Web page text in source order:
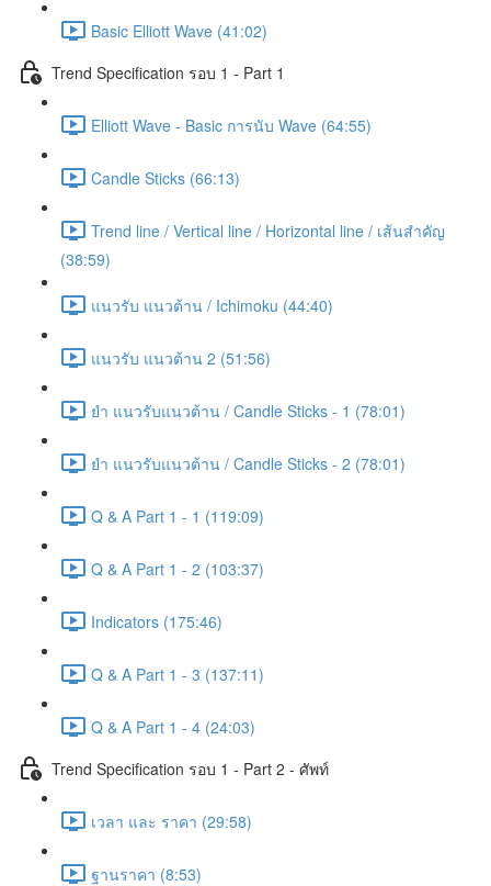
Basic Elliott Wave (41:02)
Trend Specification รอบ 1 - Part 1
Elliott Wave - Basic การนับ Wave (64:55)
Candle Sticks (66:13)
Trend line / Vertical line / Horizontal line / เส้นสำคัญ
(38:59)
แนวรับ แนวต้าน / Ichimoku (44:40)
แนวรับ แนวต้าน 2 (51:56)
ยำ แนวรับแนวต้าน / Candle Sticks - 1 (78:01)
ยำ แนวรับแนวต้าน / Candle Sticks - 2 (78:01)
Q & A Part 1 - 1 (119:09)
Q & A Part 1 - 2 (103:37)
Indicators (175:46)
Q & A Part 1 - 3 (137:11)
Q & A Part 1 - 4 (24:03)
Trend Specification รอบ 1 - Part 2 - ศัพท์
เวลา และ ราคา (29:58)
ฐานราคา (8:53)